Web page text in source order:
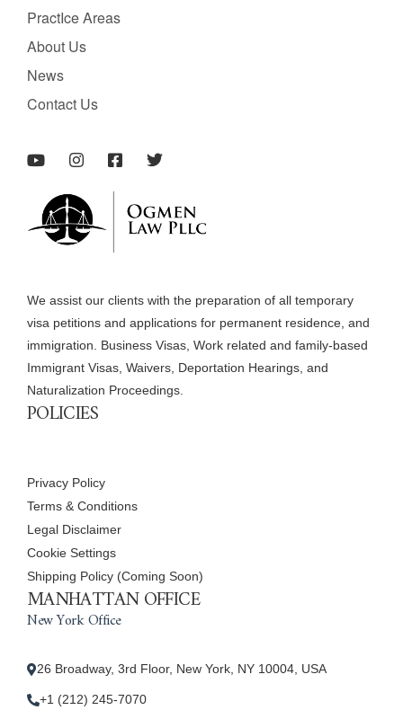
PractIce Areas
About Us
News
Contact Us
We assist our clients with the preparation of all temporary
visa petitions and applications for permanent residence, and
immigration. Business Visas, Work related and family-based
Immigrant Visas, Waivers, Deportation Hearings, and
Naturalization Proceedings.
POLICIES
Privacy Policy
Terms & Conditions
Legal Disclaimer
Cookie Settings
Shipping Policy (Coming Soon)
MANHATTAN OFFICE
New York Office
26 Broadway, 3rd Floor, New York, NY 10004, USA
+1 (212) 245-7070